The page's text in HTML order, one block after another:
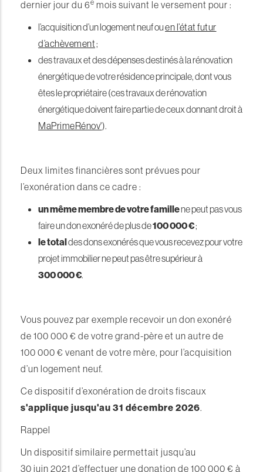
dernier jour du 6e mois suivant le versement pour :
l’acquisition d’un logement neuf ouen l’état futur
d’achèvement;
des travaux et des dépenses destinés à la rénovation
énergétique de votre résidence principale, dont vous
êtes le propriétaire (ces travaux de rénovation
énergétique doivent faire partie de ceux donnant droit à
MaPrimeRénov').
Deux limites financières sont prévues pour
l’exonération dans ce cadre :
un même membre de votre famillene peut pas vous
faire un don exonéré de plus de100 000 €;
le totaldes dons exonérés que vous recevez pour votre
projet immobilier ne peut pas être supérieur à
300 000 €.
Vous pouvez par exemple recevoir un don exonéré
de 100 000 € de votre grand-père et un autre de
100 000 € venant de votre mère, pour l’acquisition
d’un logement neuf.
Ce dispositif d’exonération de droits fiscaux
s'applique jusqu'au 31 décembre 2026.
Rappel
Un dispositif similaire permettait jusqu’au
30 juin 2021 d’effectuer une donation de 100 000 € à